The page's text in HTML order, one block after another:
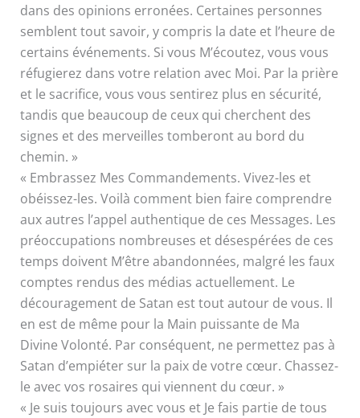
dans des opinions erronées. Certaines personnes
semblent tout savoir, y compris la date et l’heure de
certains événements. Si vous M’écoutez, vous vous
réfugierez dans votre relation avec Moi. Par la prière
et le sacrifice, vous vous sentirez plus en sécurité,
tandis que beaucoup de ceux qui cherchent des
signes et des merveilles tomberont au bord du
chemin. »
« Embrassez Mes Commandements. Vivez-les et
obéissez-les. Voilà comment bien faire comprendre
aux autres l’appel authentique de ces Messages. Les
préoccupations nombreuses et désespérées de ces
temps doivent M’être abandonnées, malgré les faux
comptes rendus des médias actuellement. Le
découragement de Satan est tout autour de vous. Il
en est de même pour la Main puissante de Ma
Divine Volonté. Par conséquent, ne permettez pas à
Satan d’empiéter sur la paix de votre cœur. Chassez-
le avec vos rosaires qui viennent du cœur. »
« Je suis toujours avec vous et Je fais partie de tous